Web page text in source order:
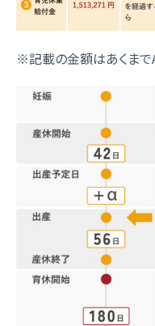
※記載の金額はあくまで